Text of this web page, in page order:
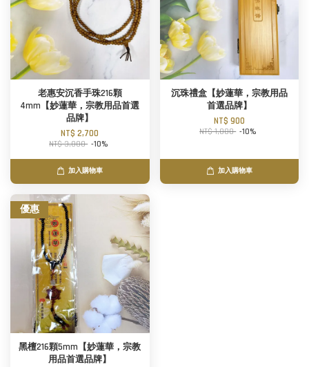
老惠安沉香手珠216顆
4mm【妙蓮華，宗教用品首選
品牌】
NT$ 2,700
NT$ 3,000 -10%
加入購物車
沉珠禮盒【妙蓮華，宗教用品
首選品牌】
NT$ 900
NT$ 1,000 -10%
加入購物車
優惠
黑檀216顆5mm【妙蓮華，宗教
用品首選品牌】